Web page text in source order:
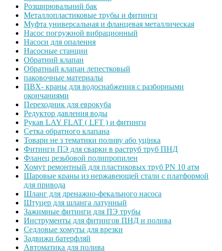
Розширювальний бак
Металлопластиковые трубы и фитинги
Муфта универсальная и фланцевая металлическая
Насос погружной вибрационный
Насоси для опалення
Насосные станции
Обратний клапан
Обратный клапан лепестковый
паковочные материалы
ПВХ- краны для водоснабжения с разборными
окончаниями
Переходник для еврокуба
Редуктор давления воды
Рукав LAY FLAT ( LFT ) и фитинги
Сетка обратного клапана
Товари не з тематики поливу або уцінка
Фитинги ПЭ для сварки в раструб труб ПНД
Фланец резьбовой полипропилен
Хомут ремонтный для пластиковых труб PN 10 атм
Шаровые краны из нержавеющей стали с платформой
для привода
Шланг для дренажно-фекального насоса
Штуцер для шланга латунный
Зажимные фитинги для ПЭ трубы
Инструменты для фитингов ПНД и полива
Седловые хомуты для врезки
Задвижи батерфляй
Автоматика для полива